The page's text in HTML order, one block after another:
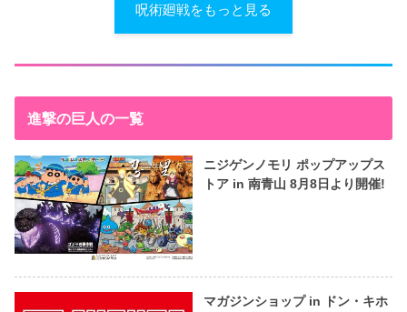
呪術廻戦をもっと見る
進撃の巨人の一覧
ニジゲンノモリ ポップアップス
トア in 南青山 8月8日より開催!
マガジンショップ in ドン・キホ